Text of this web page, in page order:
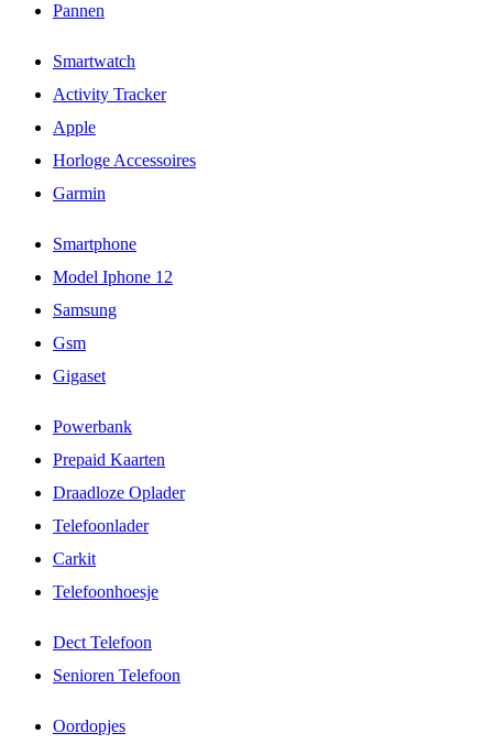
Pannen
Smartwatch
Activity Tracker
Apple
Horloge Accessoires
Garmin
Smartphone
Model Iphone 12
Samsung
Gsm
Gigaset
Powerbank
Prepaid Kaarten
Draadloze Oplader
Telefoonlader
Carkit
Telefoonhoesje
Dect Telefoon
Senioren Telefoon
Oordopjes